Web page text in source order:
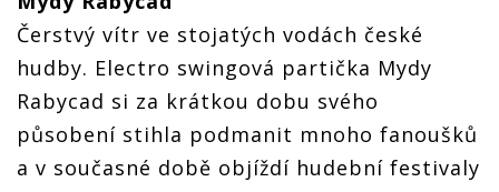
Čerstvý vítr ve stojatých vodách české
hudby. Electro swingová partička Mydy
Rabycad si za krátkou dobu svého
působení stihla podmanit mnoho fanoušků
a v současné době objíždí hudební festivaly